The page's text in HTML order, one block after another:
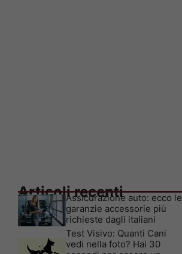
Articoli recenti
Assicurazione auto: ecco le
garanzie accessorie più
richieste dagli italiani
Test Visivo: Quanti Cani
vedi nella foto? Hai 30